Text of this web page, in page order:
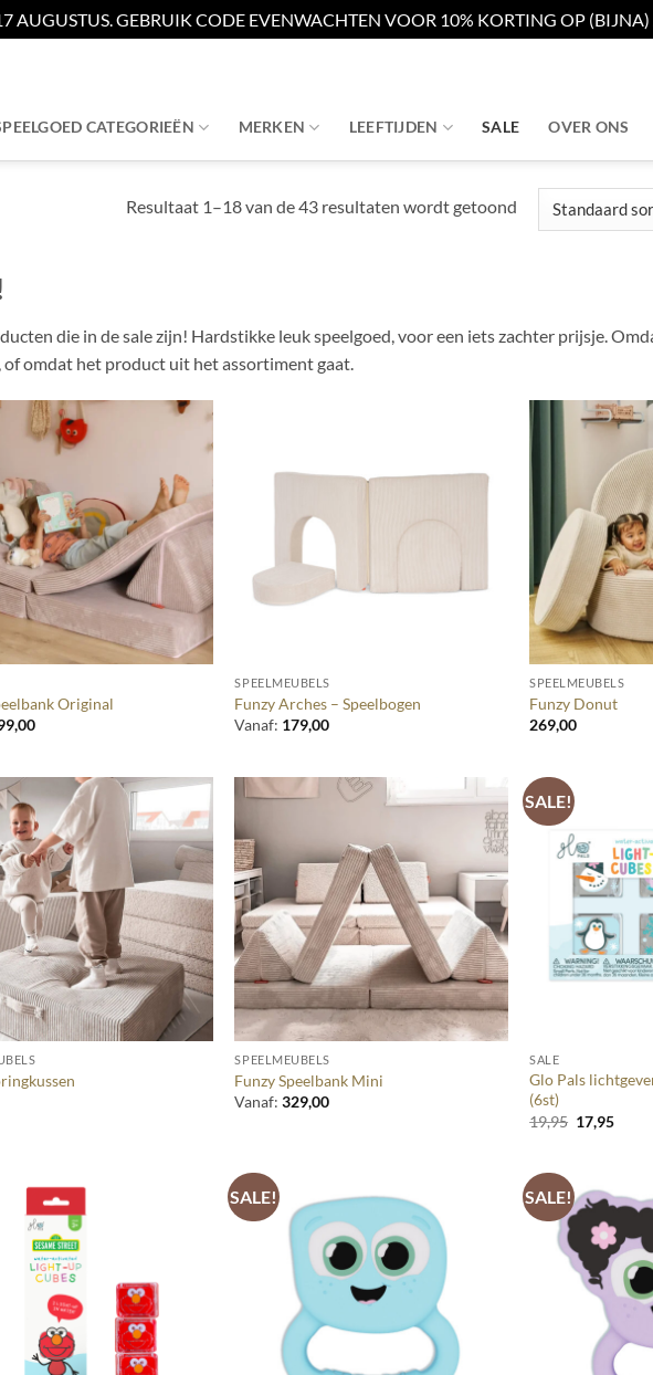
GEBRUIK CODE EVENWACHTEN VOOR 10% KORTING OP (BIJNA)
CATEGORIEËN MERKEN LEEFTIJDEN SALE OVER ONS
Resultaat 1–18 van de 43 resultaten wordt getoond
die in de sale zijn! Hardstikke leuk speelgoed, voor een iets zachter prijsje.
of omdat het product uit het assortiment gaat.
Original
SPEELMEUBELS
Funzy Arches – Speelbogen
Vanaf: 179,00
+
SPEELMEUBELS
Funzy Donut
269,00
+
SPEELMEUBELS
Funzy Speelbank Mini
Vanaf:329,00
SALE!
SALE
Glo Pals
(6st)
19,95
prijs
17,95
SALE! SALE!